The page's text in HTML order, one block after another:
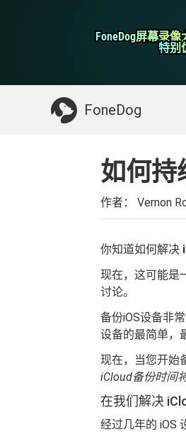
FoneDog屏幕录像
FoneDog屏幕录像
特别
特别
FoneDog
iPhone清理
你可能需要的东西：
如何持
作者： Vernon
你知道如何解决
现在，这可能是
讨论。
备份iOS设备非
设备的最简单，
现在，当您开始
iCloud备份时间
在我们解决
经过几年的 iOS